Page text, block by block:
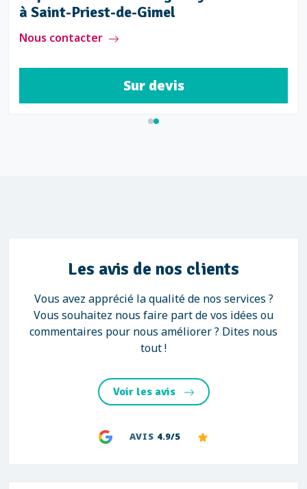
à Saint-Priest-de-Gimel
Nous contacter
Sur devis
Les avis de nos clients
Vous avez apprécié la qualité de nos services ?
Vous souhaitez nous faire part de vos idées ou
commentaires pour nous améliorer ? Dites nous
tout !
Voir les avis
AVIS 4.9/5